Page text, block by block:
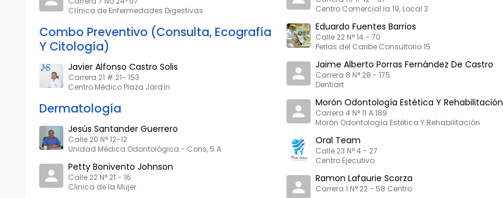
Clínica de Enfermedades Digestivas
Combo Preventivo (Consulta, Ecografía
Y Citología)
Javier Alfonso Castro Solis
Carrera 21 # 21- 153
Centro Médico Plaza Jardín
Dermatología
Jesús Santander Guerrero
Calle 20 N° 12-12
Unidad Médica Odontológica - Cons, 5 A
Petty Bonivento Johnson
Calle 22 N° 21 - 16
Clinica de la Mujer
Centro Comercial la 19, Local 3
Eduardo Fuentes Barrios
Calle 22 N° 14 - 70
Perlas del Caribe Consultorio 15
Jaime Alberto Porras Fernández De Castro
Carrera 8 N° 28 - 175
Dentiart
Morón Odontología Estética Y Rehabilitación
Carrera 4 N° 11 A 189
Morón Odontología Estética Y Rehabilitación
Oral Team
Calle 23 N° 4 - 27
Centro Ejecutivo
Ramon Lafaurie Scorza
Carrera 1 N° 22 - 58 Centro